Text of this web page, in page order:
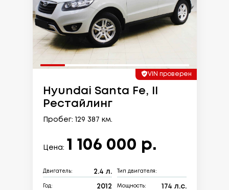
VIN проверен
Hyundai Santa Fe, II
Рестайлинг
Пробег: 129 387 км.
Цена: 1 106 000 р.
Двигатель: 2.4 л. Тип двигателя:
Год: 2012 Мощность: 174 л.с.